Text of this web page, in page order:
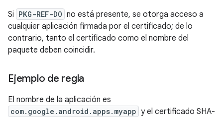
Si PKG-REF-DO no está presente, se otorga acceso a
cualquier aplicación firmada por el certificado; de lo
contrario, tanto el certificado como el nombre del
paquete deben coincidir.
Ejemplo de regla
El nombre de la aplicación es
com.google.android.apps.myapp y el certificado SHA-